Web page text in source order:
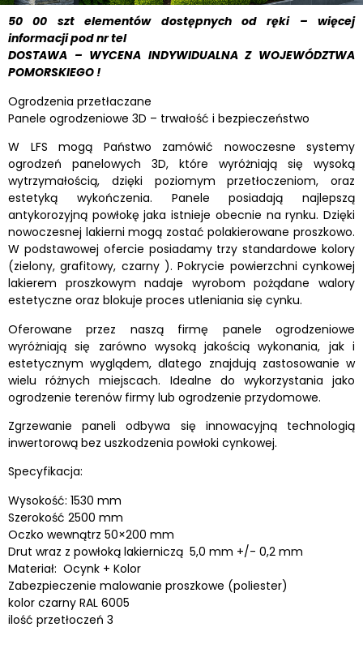
50 00 szt elementów dostępnych od ręki – więcej
informacji pod nr tel
DOSTAWA – WYCENA INDYWIDUALNA Z WOJEWÓDZTWA
POMORSKIEGO !
Ogrodzenia przetłaczane
Panele ogrodzeniowe 3D – trwałość i bezpieczeństwo
W LFS mogą Państwo zamówić nowoczesne systemy
ogrodzeń panelowych 3D, które wyróżniają się wysoką
wytrzymałością, dzięki poziomym przetłoczeniom, oraz
estetyką wykończenia. Panele posiadają najlepszą
antykorozyjną powłokę jaka istnieje obecnie na rynku. Dzięki
nowoczesnej lakierni mogą zostać polakierowane proszkowo.
W podstawowej ofercie posiadamy trzy standardowe kolory
(zielony, grafitowy, czarny ). Pokrycie powierzchni cynkowej
lakierem proszkowym nadaje wyrobom pożądane walory
estetyczne oraz blokuje proces utleniania się cynku.
Oferowane przez naszą firmę panele ogrodzeniowe
wyróżniają się zarówno wysoką jakością wykonania, jak i
estetycznym wyglądem, dlatego znajdują zastosowanie w
wielu różnych miejscach. Idealne do wykorzystania jako
ogrodzenie terenów firmy lub ogrodzenie przydomowe.
Zgrzewanie paneli odbywa się innowacyjną technologią
inwertorową bez uszkodzenia powłoki cynkowej.
Specyfikacja:
Wysokość: 1530 mm
Szerokość 2500 mm
Oczko wewnątrz 50×200 mm
Drut wraz z powłoką lakierniczą 5,0 mm +/- 0,2 mm
Materiał: Ocynk + Kolor
Zabezpieczenie malowanie proszkowe (poliester)
kolor czarny RAL 6005
ilość przetłoczeń 3